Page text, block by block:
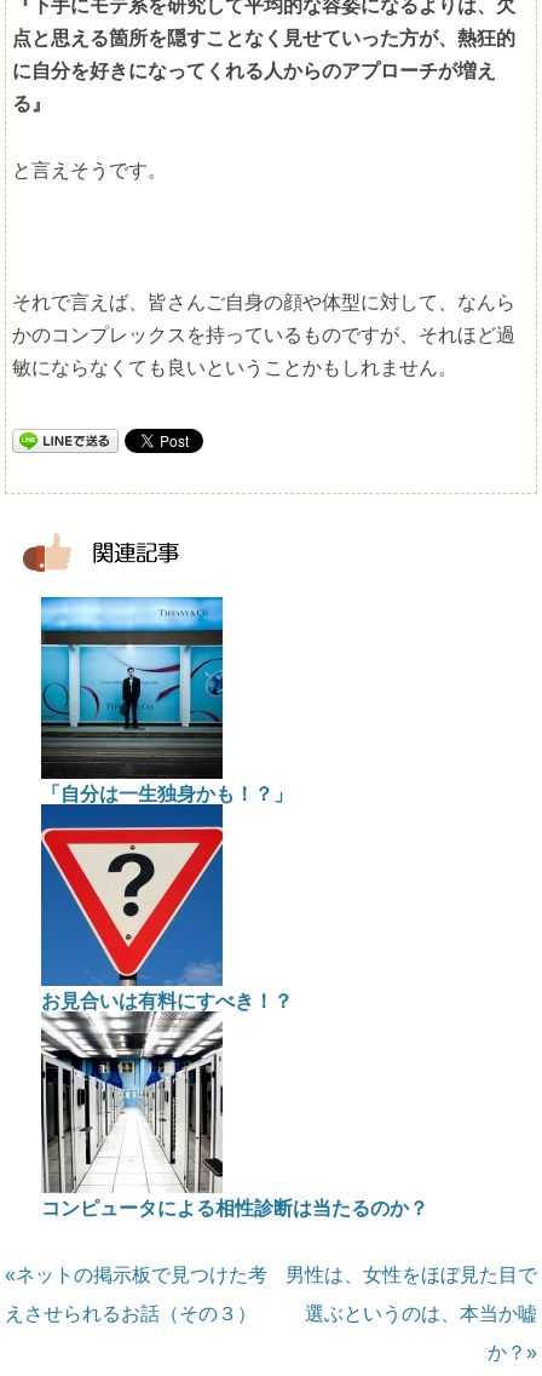
『下手にモテ系を研究して平均的な容姿になるよりは、欠
点と思える箇所を隠すことなく見せていった方が、熱狂的
に自分を好きになってくれる人からのアプローチが増え
る』
と言えそうです。
それで言えば、皆さんご自身の顔や体型に対して、なんら
かのコンプレックスを持っているものですが、それほど過
敏にならなくても良いということかもしれません。
「自分は一生独身かも！？」
お見合いは有料にすべき！？
コンピュータによる相性診断は当たるのか？
«ネットの掲示板で見つけた考
えさせられるお話（その３）
男性は、女性をほぼ見た目で
選ぶというのは、本当か嘘
か？»